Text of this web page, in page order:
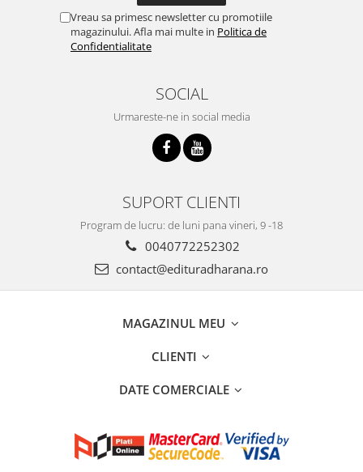
Vreau sa primesc newsletter cu promotiile
magazinului. Afla mai multe in Politica de
Confidentialitate
SOCIAL
Urmareste-ne in social media
SUPORT CLIENTI
Program de lucru: de luni pana vineri, 9 -18
0040772252302
contact@edituradharana.ro
MAGAZINUL MEU
CLIENTI
DATE COMERCIALE